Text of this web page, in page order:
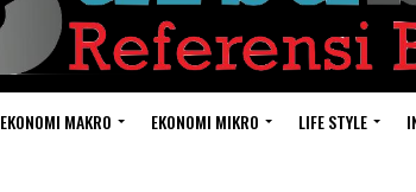
EKONOMI MAKRO EKONOMI MIKRO LIFE STYLE